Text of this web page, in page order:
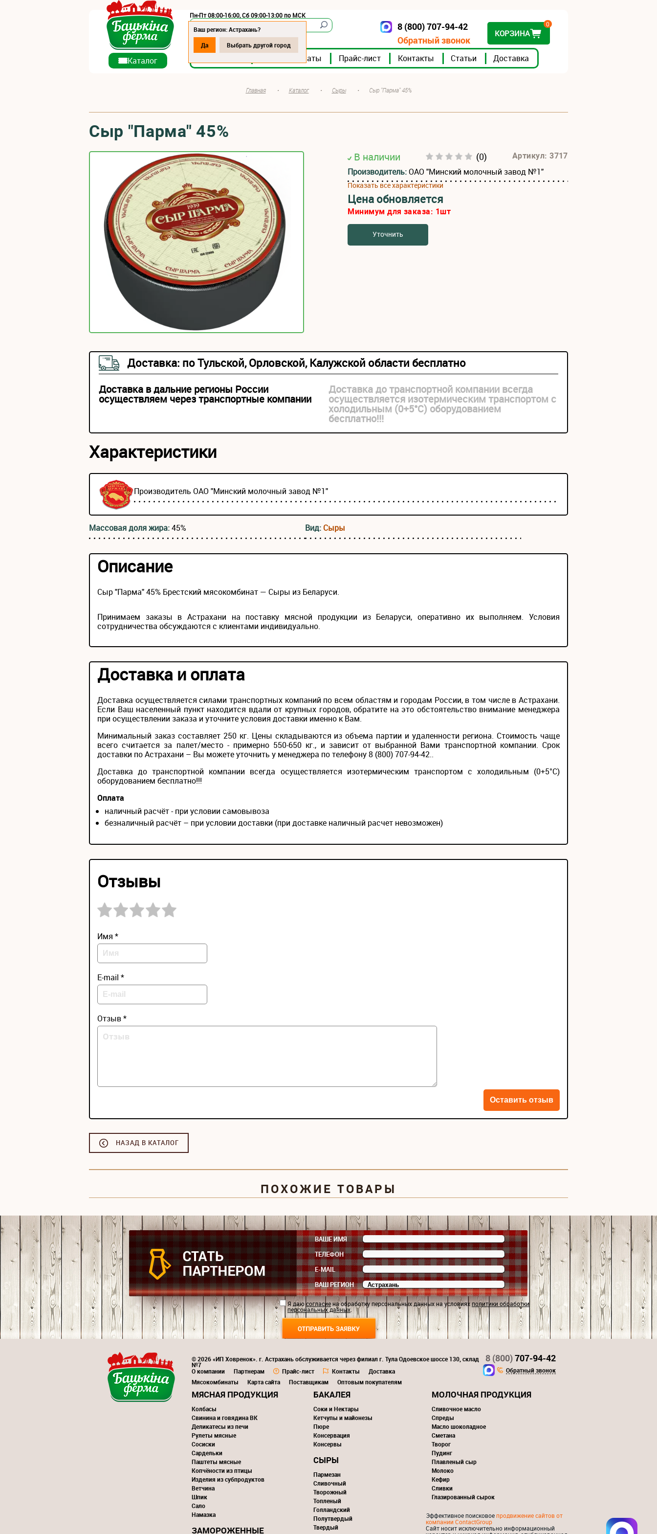
Пн-Пт 08:00-16:00, Сб 09:00-13:00 по МСК
Мясокомбинаты Прайс-лист Контакты Статьи Доставка
8 (800) 707-94-42
Обратный звонок
КОРЗИНА
0
Ваш регион: Астрахань?
Да
Выбрать другой город
Каталог
Главная • Каталог • Сыры • Сыр "Парма" 45%
Сыр "Парма" 45%
В наличии (0) Артикул: 3717
Производитель:ОАО "Минский молочный завод №1"
Показать все характеристики
Цена обновляется
Минимум для заказа: 1шт
Уточнить
Доставка: по Тульской, Орловской, Калужской области бесплатно
Доставка в дальние регионы России
осуществляем через транспортные компании
Доставка до транспортной компании всегда
осуществляется изотермическим транспортом с
холодильным (0+5°С) оборудованием
бесплатно!!!
Характеристики
Производитель ОАО "Минский молочный завод №1"
Массовая доля жира:45% Вид: Сыры
Описание
Сыр "Парма" 45% Брестский мясокомбинат — Сыры из Беларуси.
Принимаем заказы в Астрахани на поставку мясной продукции из Беларуси, оперативно их выполняем. Условия
сотрудничества обсуждаются с клиентами индивидуально.
Доставка и оплата
Доставка осуществляется силами транспортных компаний по всем областям и городам России, в том числе в Астрахани.
Если Ваш населенный пункт находится вдали от крупных городов, обратите на это обстоятельство внимание менеджера
при осуществлении заказа и уточните условия доставки именно к Вам.
Минимальный заказ составляет 250 кг. Цены складываются из объема партии и удаленности региона. Стоимость чаще
всего считается за палет/место - примерно 550-650 кг., и зависит от выбранной Вами транспортной компании. Срок
доставки по Астрахани – Вы можете уточнить у менеджера по телефону 8 (800) 707-94-42..
Доставка до транспортной компании всегда осуществляется изотермическим транспортом с холодильным (0+5°С)
оборудованием бесплатно!!!
Оплата
наличный расчёт - при условии самовывоза
безналичный расчёт – при условии доставки (при доставке наличный расчет невозможен)
Отзывы
Имя *
E-mail *
Отзыв *
НАЗАД В КАТАЛОГ
ПОХОЖИЕ ТОВАРЫ
ВАШЕ ИМЯ
ТЕЛЕФОН
E-MAIL
ВАШ РЕГИОН
Я даюсогласиена обработку персональных данных на условияхполитики обработки
персональных данных.
© 2026 «ИП Ховренок». г. Астрахань обслуживается через филиал г. Тула Одоевское шоссе 130, склад
№7
О компании
Партнерам Прайс-лист Контакты
Доставка
Мясокомбинаты
Карта сайта Поставщикам Оптовым покупателям
8 (800)707-94-42
Обратный звонок
МЯСНАЯ ПРОДУКЦИЯ
Колбасы
Свинина и говядина ВК
Деликатесы из печи
Рулеты мясные
Сосиски
Сардельки
Паштеты мясные
Копчёности из птицы
Изделия из субпродуктов
Ветчина
Шпик
Сало
Намазка
ЗАМОРОЖЕННЫЕ
БАКАЛЕЯ
Соки и Нектары
Кетчупы и майонезы
Пюре
Консервация
Консервы
СЫРЫ
Пармезан
Сливочный
Творожный
Топленый
Голландский
Полутвердый
Твердый
МОЛОЧНАЯ ПРОДУКЦИЯ
Сливочное масло
Спреды
Масло шоколадное
Сметана
Творог
Пудинг
Плавленый сыр
Молоко
Кефир
Сливки
Глазированный сырок
Эффективное поисковоепродвижение сайтов от
компании ContactGroup
Сайт носит исключительно информационный